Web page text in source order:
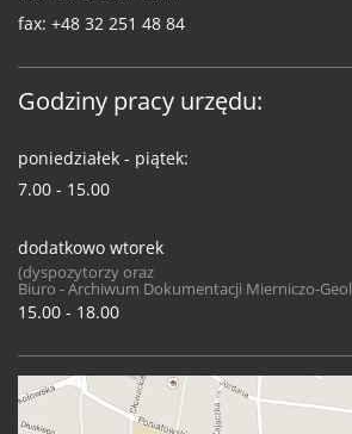
fax: +48 32 251 48 84
Godziny pracy urzędu:
poniedziałek - piątek:
7.00 - 15.00
dodatkowo wtorek
(dyspozytorzy oraz
Biuro - Archiwum Dokumentacji Mierniczo-
15.00 - 18.00